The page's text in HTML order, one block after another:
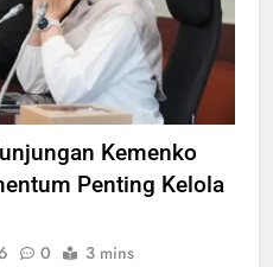
Kemenko
Penting Kelola
0 3 mins